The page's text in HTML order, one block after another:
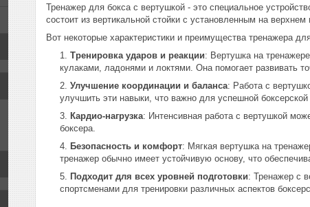
Тренажер для бокса с вертушкой - это специальное
состоит из вертикальной стойки с установленным на
Вот некоторые характеристики и преимущества тренажера
Тренировка ударов и реакции: Вертушка на
кулаками, ладонями и локтями. Она помогает развивать
Улучшение координации и баланса: Работа с
улучшить эти навыки, что важно для успешной боксерской
Кардио-нагрузка: Интенсивная работа с вертушкой
боксера.
Безопасность и комфорт: Мягкая вертушка на
тренажер обычно имеет устойчивую основу, что
Подходит для всех уровней подготовки: Тренажер с
спортсменами для тренировки различных аспектов